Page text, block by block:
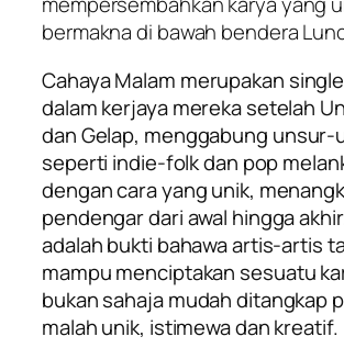
bermakna di bawah bendera
Cahaya Malam merupakan
dalam kerjaya mereka setelah
danGelap, menggabung unsur-
seperti indie-folk dan pop
dengan cara yang unik,
pendengar dari awal hingga
adalah bukti bahawa artis-artis
mampu menciptakan sesuatu
bukan sahaja mudah ditangkap
malah unik, istimewa dan kreatif.